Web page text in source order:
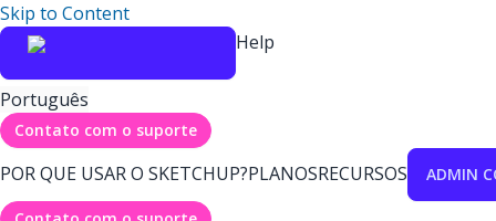
Skip to Content
Help
Português
Contato com o suporte
POR QUE USAR O SKETCHUP?PLANOSRECURSOS ADMIN